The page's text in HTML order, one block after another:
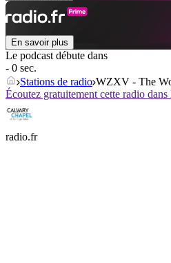
En savoir plus
Le podcast débute dans
- 0 sec.
Stations de radio WZXV - The
Écoutez gratuitement cette radio
radio.fr